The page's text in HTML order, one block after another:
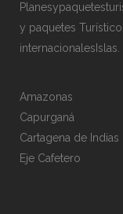
y paquetes
internacionalesIslas.
Amazonas
Capurganá
Cartagena de Indias
Eje Cafetero